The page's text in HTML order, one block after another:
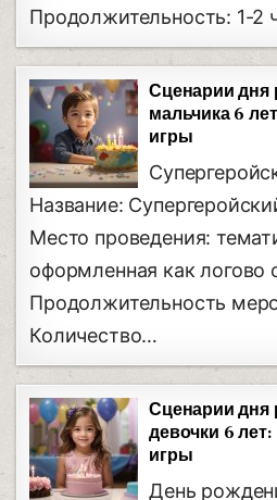
Продолжительность: 1-2
Сценарии дня
мальчика 6
игры
Название:
Место проведения:
оформленная как логово
Продолжительность
Количество…
Сценарии дня
девочки 6
игры
День